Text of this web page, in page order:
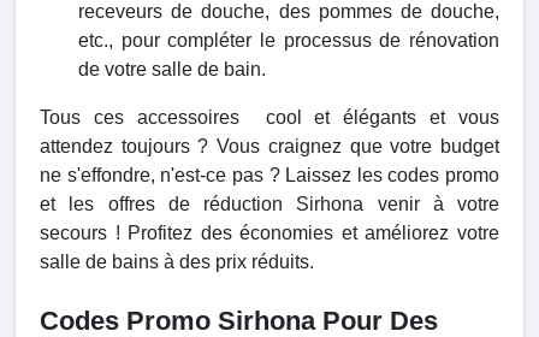
receveurs de douche, des pommes de douche,
etc., pour compléter le processus de rénovation
de votre salle de bain.
Tous ces accessoires cool et élégants et vous
attendez toujours ? Vous craignez que votre budget
ne s'effondre, n'est-ce pas ? Laissez les codes promo
et les offres de réduction Sirhona venir à votre
secours ! Profitez des économies et améliorez votre
salle de bains à des prix réduits.
Codes Promo Sirhona Pour Des